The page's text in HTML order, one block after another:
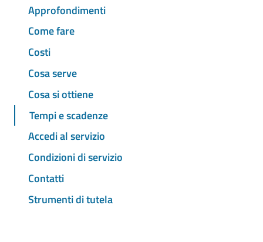
Approfondimenti
Come fare
Costi
Cosa serve
Cosa si ottiene
Tempi e scadenze
Accedi al servizio
Condizioni di servizio
Contatti
Strumenti di tutela